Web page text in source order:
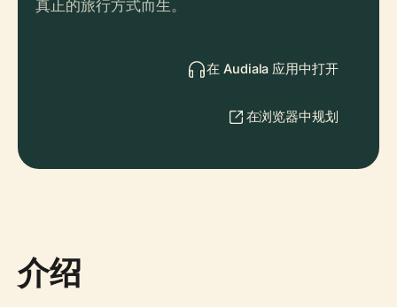
真正的旅行方式而生。
在 Audiala 应用中打开
在浏览器中规划
介绍